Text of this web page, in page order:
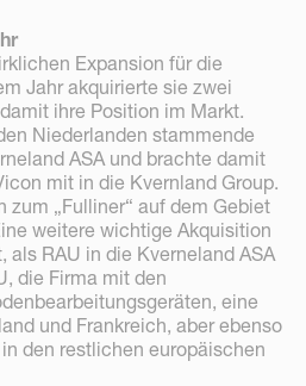
Expansion für die
Jahr akquirierte sie zwei
ihre Position im Markt.
Niederlanden stammende
ASA und brachte damit
mit in die Kvernland Group.
zum „Fulliner“ auf dem Gebiet
weitere wichtige Akquisition
als RAU in die Kverneland ASA
die Firma mit den
eine
und Frankreich, aber ebenso
den restlichen europäischen